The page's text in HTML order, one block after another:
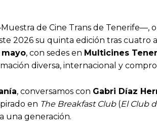
de Cine Trans de Tenerife—,
2026 su quinta edición tras cuatro
mayo, con sedes en Multicines
diversa, internacional y
, conversamos con Gabri Díaz
en The Breakfast Club(El Club
una generación.